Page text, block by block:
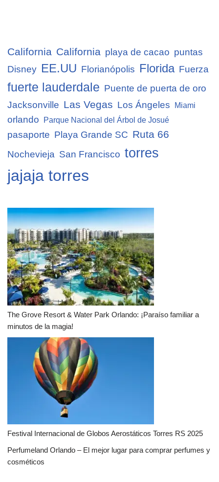
California California playa de cacao puntas
Disney EE.UU Florianópolis Florida Fuerza
fuerte lauderdale Puente de puerta de oro
Jacksonville Las Vegas Los Ángeles Miami
orlando Parque Nacional del Árbol de Josué
pasaporte Playa Grande SC Ruta 66
Nochevieja San Francisco torres
jajaja torres
The Grove Resort & Water Park Orlando: ¡Paraíso familiar a
minutos de la magia!
Festival Internacional de Globos Aerostáticos Torres RS 2025
Perfumeland Orlando – El mejor lugar para comprar perfumes y
cosméticos